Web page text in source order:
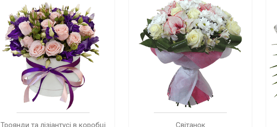
Троянди та лізіантусі в коробці
Світанок